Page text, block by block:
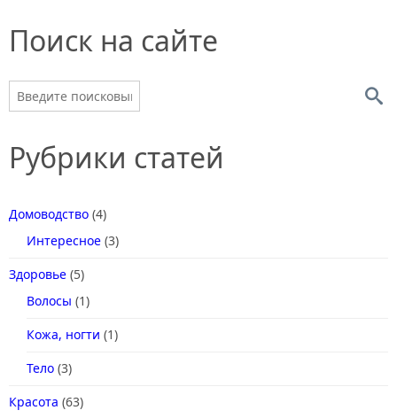
Поиск на сайте
Рубрики статей
Домоводство (4)
Интересное (3)
Здоровье (5)
Волосы (1)
Кожа, ногти (1)
Тело (3)
Красота (63)